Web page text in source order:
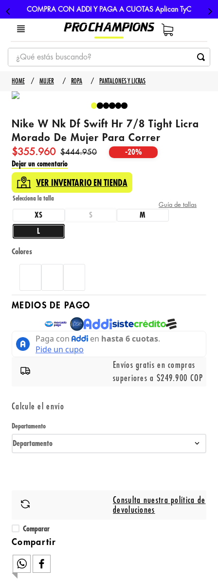
COMPRA CON ADDI Y PAGA A CUOTAS Aplican TyC
¿Qué estás buscando?
TÉRMINOS MÁS BUSCADOS
1
3. nike
4 . guayos
5
MUJER ROPA PANTALONES Y LICRAS
Nike W Nk Df Swift Hr 7/8 Tight Licra
Morado De Mujer Para Correr
$355.960 $444.950 -20%
Dejar un comentario
VER INVENTARIO EN TIENDA
Guía de tallas
XS S M
L
Colores
MEDIOS DE PAGO
Envíos gratis en compras
superiores a $249.900 COP
Calcule el envío
Departamento
Departamento
Consulta nuestra política de
devoluciones
Comparar